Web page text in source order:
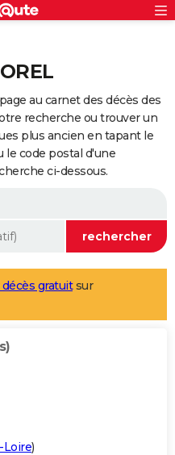
au carnet des décès des
recherche ou trouver un
plus ancien en tapant le
code postal d'une
ci-dessous.
décès gratuitsur
Loire)